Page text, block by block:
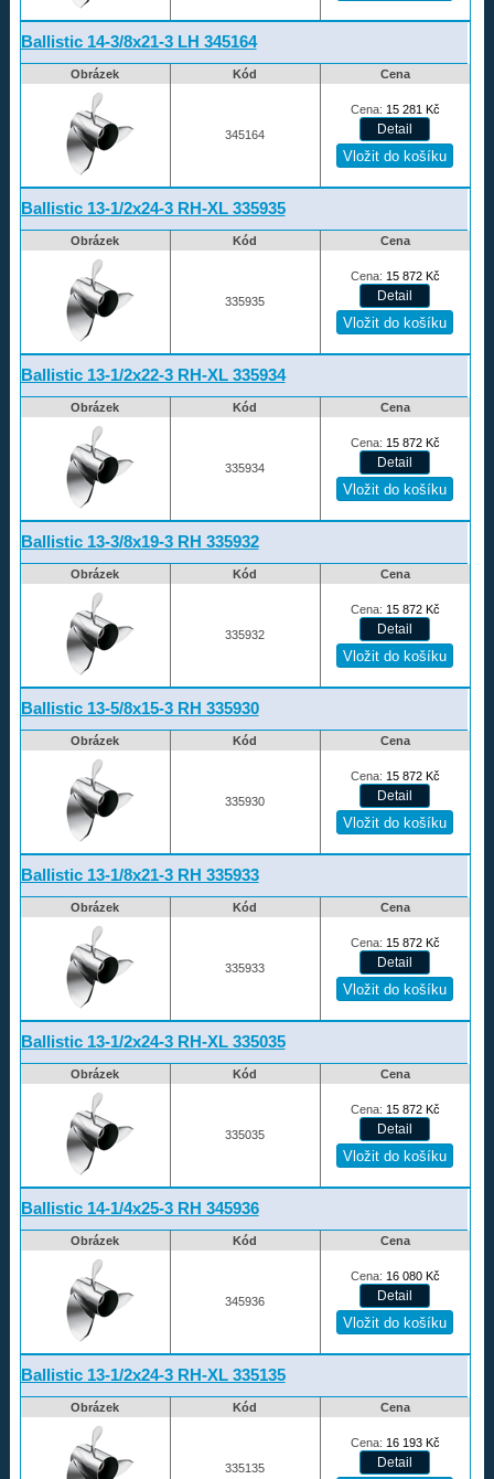
Ballistic 14-3/8x21-3 LH 345164
Obrázek Kód Cena
345164
Cena: 15 281 Kč
Ballistic 13-1/2x24-3 RH-XL 335935
Obrázek Kód Cena
335935
Cena: 15 872 Kč
Ballistic 13-1/2x22-3 RH-XL 335934
Obrázek Kód Cena
335934
Cena: 15 872 Kč
Ballistic 13-3/8x19-3 RH 335932
Obrázek Kód Cena
335932
Cena: 15 872 Kč
Ballistic 13-5/8x15-3 RH 335930
Obrázek Kód Cena
335930
Cena: 15 872 Kč
Ballistic 13-1/8x21-3 RH 335933
Obrázek Kód Cena
335933
Cena: 15 872 Kč
Ballistic 13-1/2x24-3 RH-XL 335035
Obrázek Kód Cena
335035
Cena: 15 872 Kč
Ballistic 14-1/4x25-3 RH 345936
Obrázek Kód Cena
345936
Cena: 16 080 Kč
Ballistic 13-1/2x24-3 RH-XL 335135
Obrázek Kód Cena
335135
Cena: 16 193 Kč